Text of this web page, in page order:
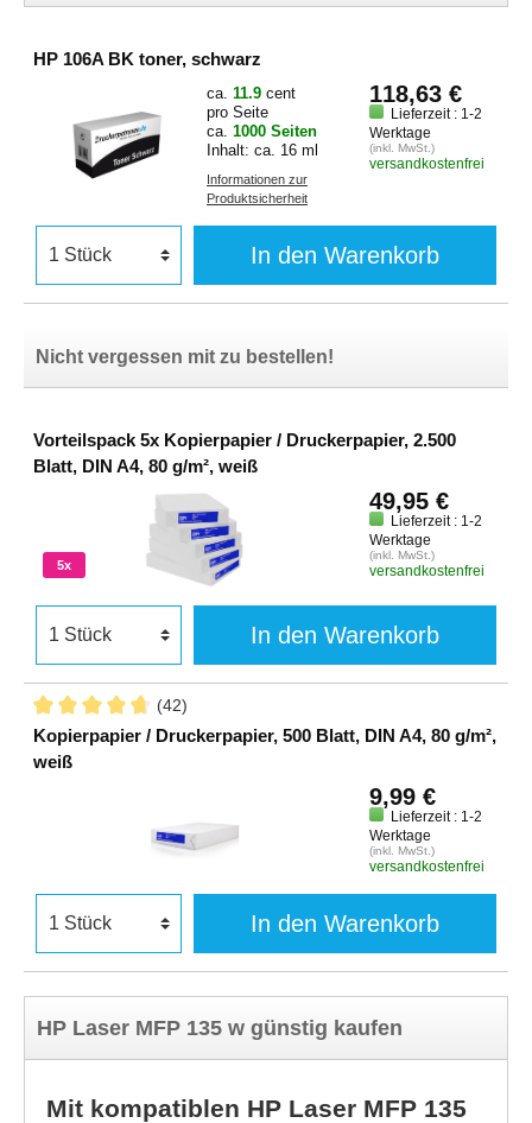
HP 106A BK toner, schwarz
ca. 11.9 cent
pro Seite
ca. 1000 Seiten
Inhalt: ca. 16 ml
Informationen zur
Produktsicherheit
118,63 €
Lieferzeit : 1-2
Werktage
(inkl. MwSt.)
versandkostenfrei
In den Warenkorb
Nicht vergessen mit zu bestellen!
Vorteilspack 5x Kopierpapier / Druckerpapier, 2.500
Blatt, DIN A4, 80 g/m², weiß
5x
49,95 €
Lieferzeit : 1-2
Werktage
(inkl. MwSt.)
versandkostenfrei
In den Warenkorb
(42)
Kopierpapier / Druckerpapier, 500 Blatt, DIN A4, 80 g/m²,
weiß
9,99 €
Lieferzeit : 1-2
Werktage
(inkl. MwSt.)
versandkostenfrei
In den Warenkorb
HP Laser MFP 135 w günstig kaufen
Mit kompatiblen HP Laser MFP 135